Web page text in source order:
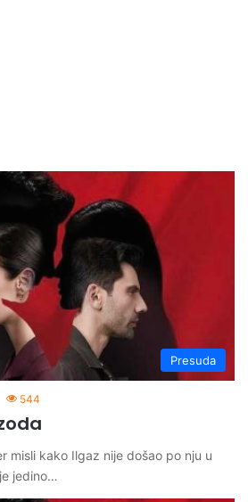
Presuda
544
misli kako Ilgaz nije došao po nju u
jedino…